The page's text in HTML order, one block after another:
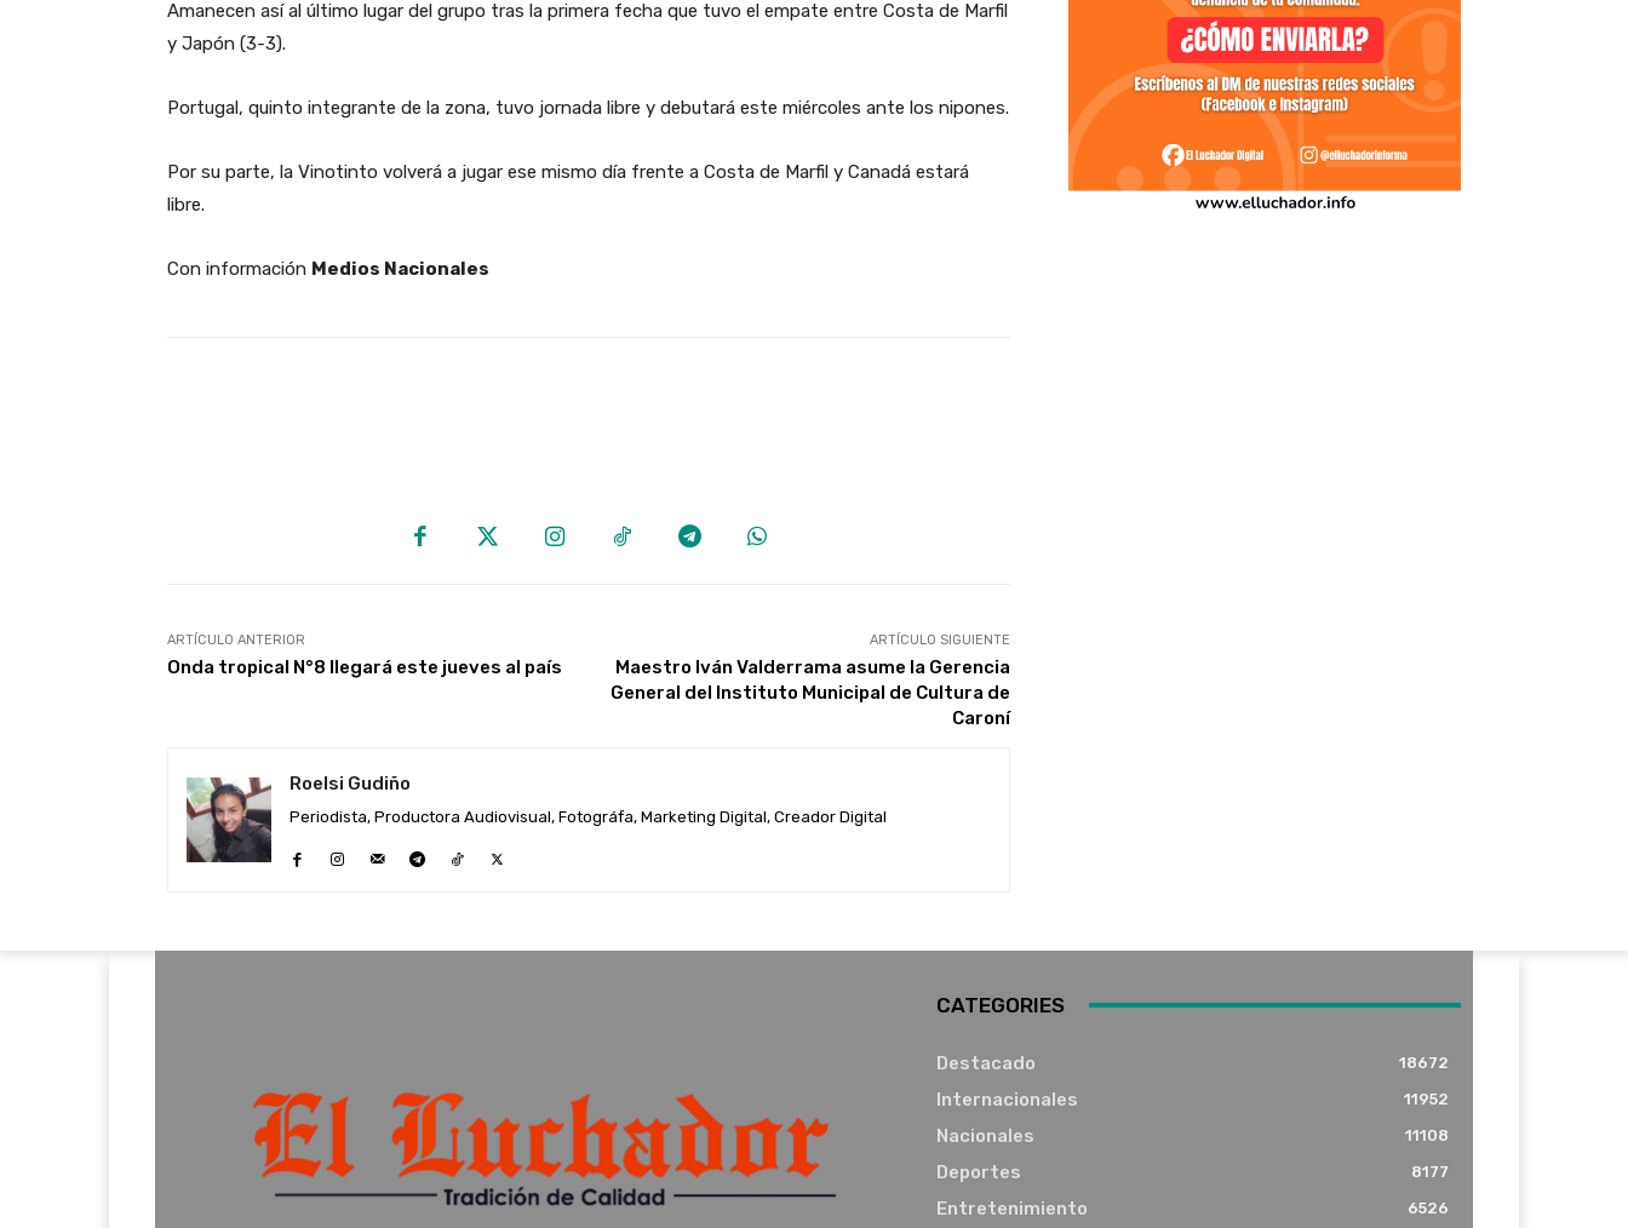
Amanecen así al último lugar del grupo tras la primera fecha que tuvo el empate entre Costa de Marfil
y Japón (3-3).
Portugal, quinto integrante de la zona, tuvo jornada libre y debutará este miércoles ante los nipones.
Por su parte, la Vinotinto volverá a jugar ese mismo día frente a Costa de Marfil y Canadá estará
libre.
Con información Medios Nacionales
ARTÍCULO ANTERIOR
Onda tropical N°8 llegará este jueves al país
ARTÍCULO SIGUIENTE
Maestro Iván Valderrama asume la Gerencia
General del Instituto Municipal de Cultura de
Caroní
Roelsi Gudiño
Periodista, Productora Audiovisual, Fotográfa, Marketing Digital, Creador Digital
CATEGORIES
Destacado 18672
Internacionales 11952
Nacionales 11108
Deportes 8177
Entretenimiento 6526